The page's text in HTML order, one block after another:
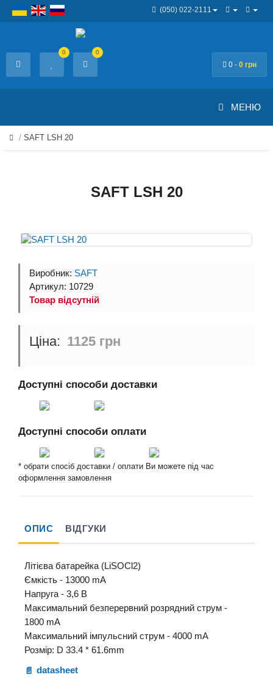
(050) 022-2111
0 - 0 грн
0 0
МЕНЮ
SAFT LSH 20
SAFT LSH 20
Виробник: SAFT
Артикул: 10729
Товар відсутній
1125 грн
Доступні способи доставки
Доступні способи оплати
* обрати спосіб доставки / оплати Ви можете під час
оформлення замовлення
ОПИС ВІДГУКИ
Літієва батарейка (LiSOCl2)
Ємкість - 13000 mA
Напруга - 3,6 В
Максимальний безперервний розрядний струм -
1800 mA
Максимальний імпульсний струм - 4000 mA
Розмір: D 33.4 * 61.6mm
datasheet